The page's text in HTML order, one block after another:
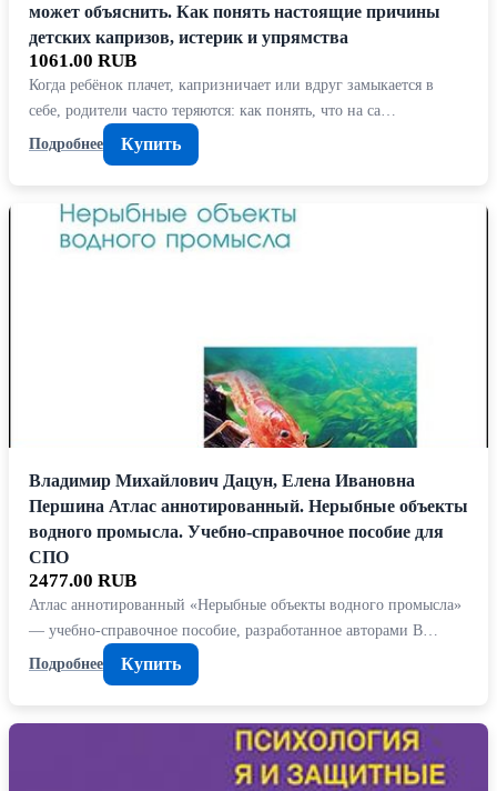
может объяснить. Как понять настоящие причины
детских капризов, истерик и упрямства
1061.00 RUB
Когда ребёнок плачет, капризничает или вдруг замыкается в
себе, родители часто теряются: как понять, что на са…
Подробнее
Купить
Владимир Михайлович Дацун, Елена Ивановна
Першина Атлас аннотированный. Нерыбные объекты
водного промысла. Учебно-справочное пособие для
СПО
2477.00 RUB
Атлас аннотированный «Нерыбные объекты водного промысла»
— учебно-справочное пособие, разработанное авторами В…
Подробнее
Купить